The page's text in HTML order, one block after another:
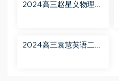
2024高三赵星义物理二
2024高三袁慧英语二轮